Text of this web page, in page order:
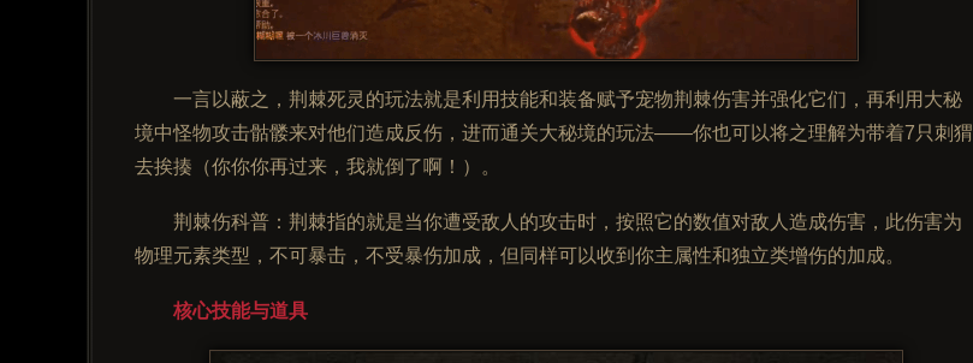
一言以蔽之，荆棘死灵的玩法就是利用技能和装备赋予宠物荆棘伤害并强化它们，再利用大秘
境中怪物攻击骷髅来对他们造成反伤，进而通关大秘境的玩法——你也可以将之理解为带着7只刺猬
去挨揍（你你你再过来，我就倒了啊！）。
荆棘伤科普：荆棘指的就是当你遭受敌人的攻击时，按照它的数值对敌人造成伤害，此伤害为
物理元素类型，不可暴击，不受暴伤加成，但同样可以收到你主属性和独立类增伤的加成。
核心技能与道具